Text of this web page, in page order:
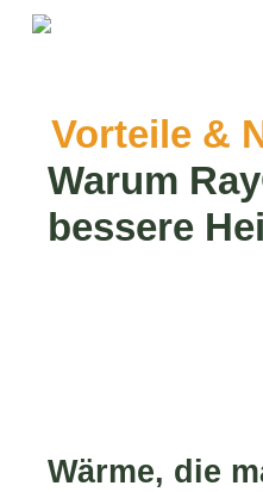
Skip
Vorteile &
Warum
bessere
Wärme, die